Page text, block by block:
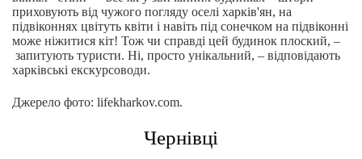
приховують від чужого погляду оселі харків'ян, на
підвіконнях цвітуть квіти і навіть під сонечком на підвіконні
може ніжитися кіт! Тож чи справді цей будинок плоский, –
запитують туристи. Ні, просто унікальний, – відповідають
харківські екскурсоводи.
Джерело фото: lifekharkov.com.
Чернівці